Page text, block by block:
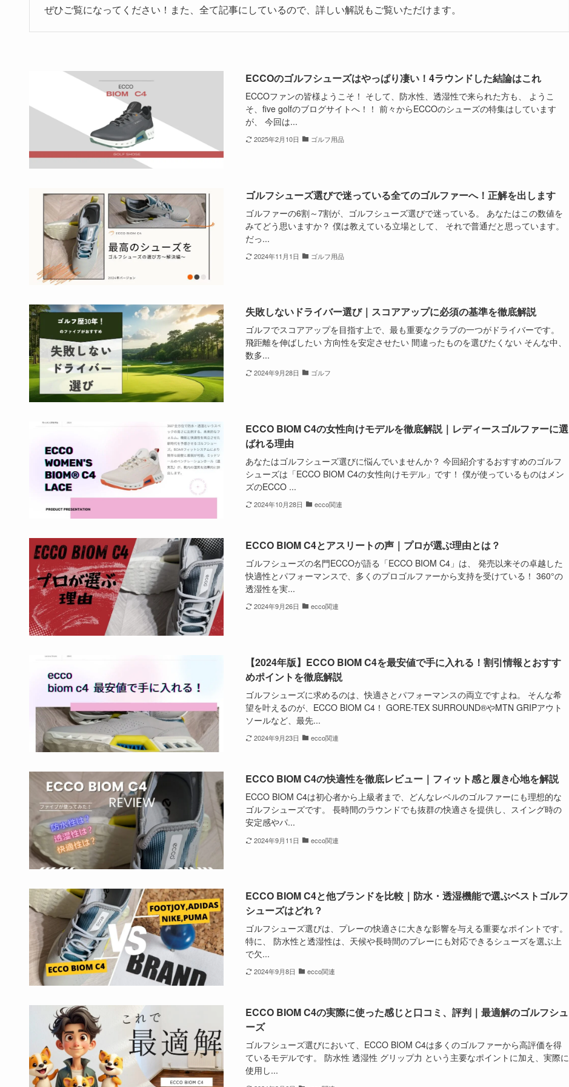
ぜひご覧になってください！また、全て記事にしているので、詳しい解説もご覧いただけます。
ECCOのゴルフシューズはやっぱり凄い！4ラウンドした結論はこれ
ECCOファンの皆様ようこそ！ そして、防水性、透湿性で来られた方も、 ようこ
そ、five golfのブログサイトへ！！ 前々からECCOのシューズの特集はしています
が、 今回は...
2025年2月10日 ゴルフ用品
ゴルフシューズ選びで迷っている全てのゴルファーへ！正解を出します
ゴルファーの6割～7割が、ゴルフシューズ選びで迷っている。 あなたはこの数値を
みてどう思いますか？ 僕は教えている立場として、 それで普通だと思っています。
だっ...
2024年11月1日 ゴルフ用品
失敗しないドライバー選び｜スコアアップに必須の基準を徹底解説
ゴルフでスコアアップを目指す上で、最も重要なクラブの一つがドライバーです。
飛距離を伸ばしたい 方向性を安定させたい 間違ったものを選びたくない そんな中、
数多...
2024年9月28日 ゴルフ
ECCO BIOM C4の女性向けモデルを徹底解説｜レディースゴルファーに選
ばれる理由
あなたはゴルフシューズ選びに悩んでいませんか？ 今回紹介するおすすめのゴルフ
シューズは「ECCO BIOM C4の女性向けモデル」です！ 僕が使っているものはメン
ズのECCO ...
2024年10月28日 ecco関連
ECCO BIOM C4とアスリートの声｜プロが選ぶ理由とは？
ゴルフシューズの名門ECCOが語る「ECCO BIOM C4」は、 発売以来その卓越した
快適性とパフォーマンスで、多くのプロゴルファーから支持を受けている！ 360°の
透湿性を実...
2024年9月26日 ecco関連
【2024年版】ECCO BIOM C4を最安値で手に入れる！割引情報とおすす
めポイントを徹底解説
ゴルフシューズに求めるのは、快適さとパフォーマンスの両立ですよね。 そんな希
望を叶えるのが、ECCO BIOM C4！ GORE-TEX SURROUND®やMTN GRIPアウト
ソールなど、最先...
2024年9月23日 ecco関連
ECCO BIOM C4の快適性を徹底レビュー｜フィット感と履き心地を解説
ECCO BIOM C4は初心者から上級者まで、どんなレベルのゴルファーにも理想的な
ゴルフシューズです。 長時間のラウンドでも抜群の快適さを提供し、スイング時の
安定感やパ...
2024年9月11日 ecco関連
ECCO BIOM C4と他ブランドを比較｜防水・透湿機能で選ぶベストゴルフ
シューズはどれ？
ゴルフシューズ選びは、プレーの快適さに大きな影響を与える重要なポイントです。
特に、 防水性と透湿性は、天候や長時間のプレーにも対応できるシューズを選ぶ上
で欠...
2024年9月8日 ecco関連
ECCO BIOM C4の実際に使った感じと口コミ、評判｜最適解のゴルフシュ
ーズ
ゴルフシューズ選びにおいて、ECCO BIOM C4は多くのゴルファーから高評価を得
ているモデルです。 防水性 透湿性 グリップ力 という主要なポイントに加え、実際に
使用し...